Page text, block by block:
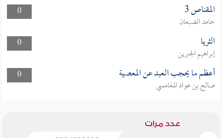
0
المقناص 3
حامد الضبعان
0
الثريا
إبراهيم الجبرين
0
أعظم ما يحجب العبد عن المعصية
صالح بن عواد المغامسي
عدد مرات